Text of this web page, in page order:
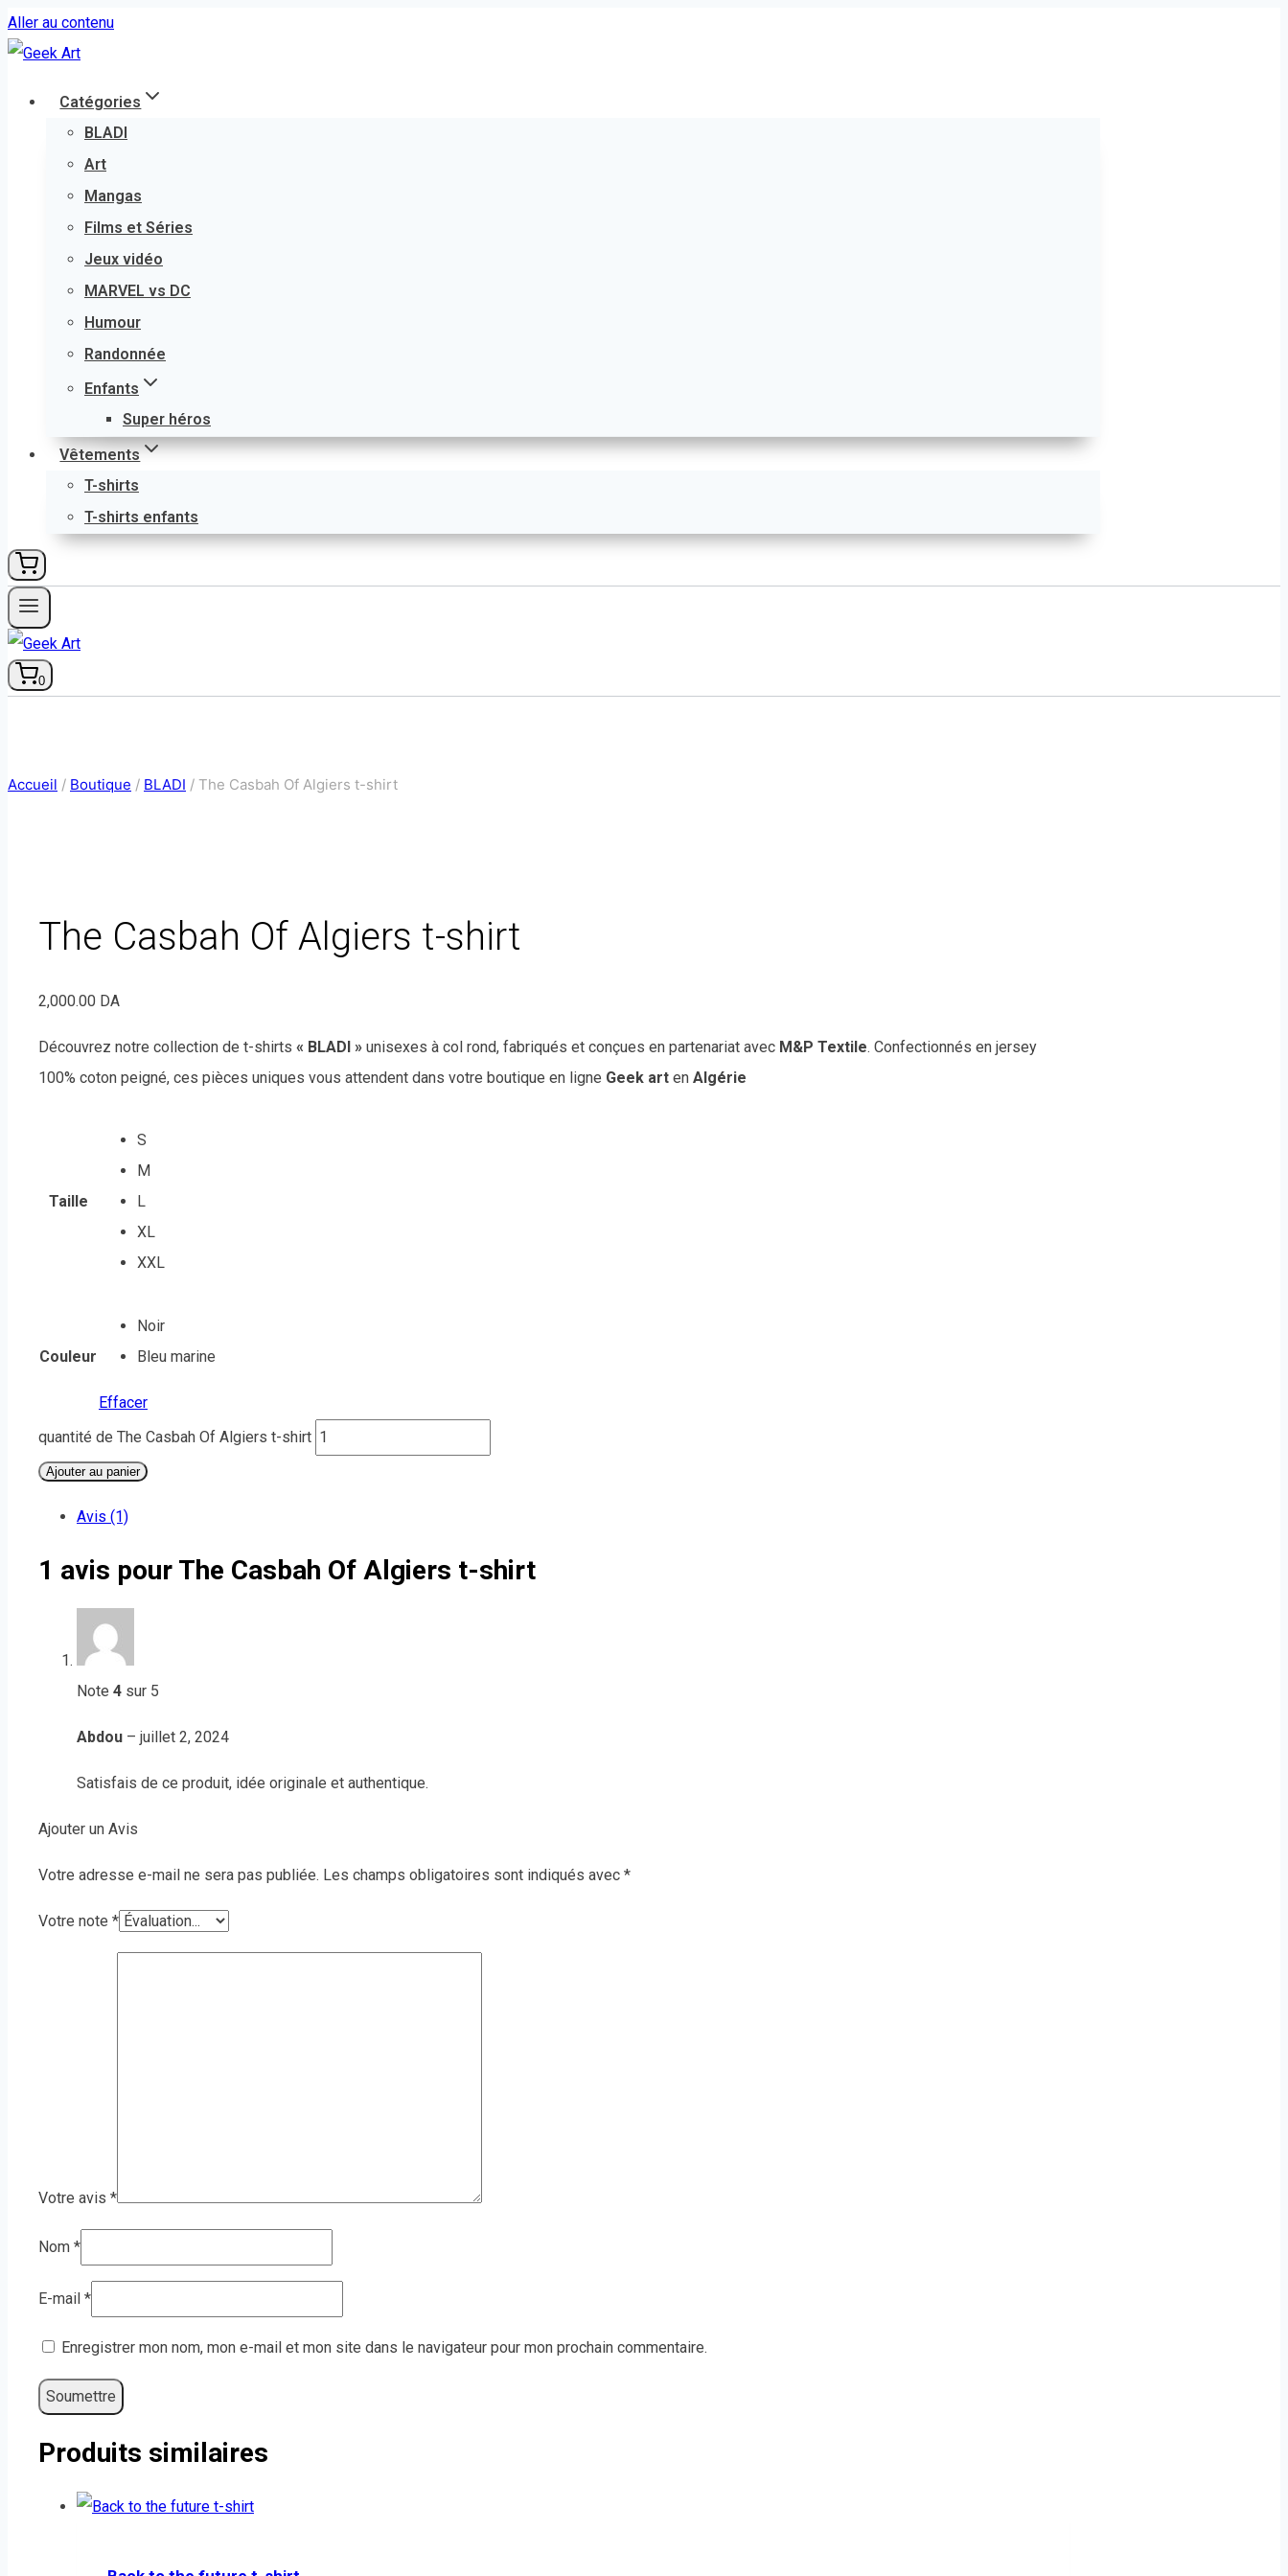
Aller au contenu
Catégories
BLADI
Art
Mangas
Films et Séries
Jeux vidéo
MARVEL vs DC
Humour
Randonnée
Enfants
Super héros
Vêtements
T-shirts
T-shirts enfants
0
Accueil / Boutique / BLADI / The Casbah Of Algiers t-shirt
The Casbah Of Algiers t-shirt
2,000.00 DA
Découvrez notre collection de t-shirts « BLADI » unisexes à col rond, fabriqués et conçues en partenariat avec M&P Textile. Confectionnés en jersey
100% coton peigné, ces pièces uniques vous attendent dans votre boutique en ligne Geek art en Algérie
Taille
S
M
L
XL
XXL
Couleur
Noir
Bleu marine
Effacer
quantité de The Casbah Of Algiers t-shirt
Ajouter au panier
Avis (1)
1 avis pour The Casbah Of Algiers t-shirt
Note 4 sur 5
Abdou – juillet 2, 2024
Satisfais de ce produit, idée originale et authentique.
Ajouter un Avis
Votre adresse e-mail ne sera pas publiée. Les champs obligatoires sont indiqués avec *
Votre note *
Votre avis *
Nom *
E-mail *
Enregistrer mon nom, mon e-mail et mon site dans le navigateur pour mon prochain commentaire.
Produits similaires